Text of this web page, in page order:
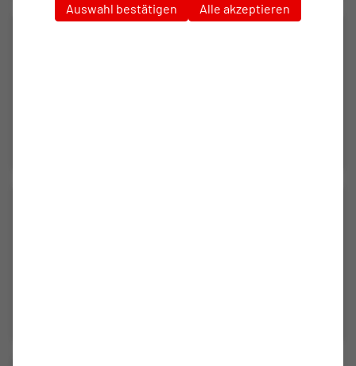
Auswahl bestätigen Alle akzeptieren